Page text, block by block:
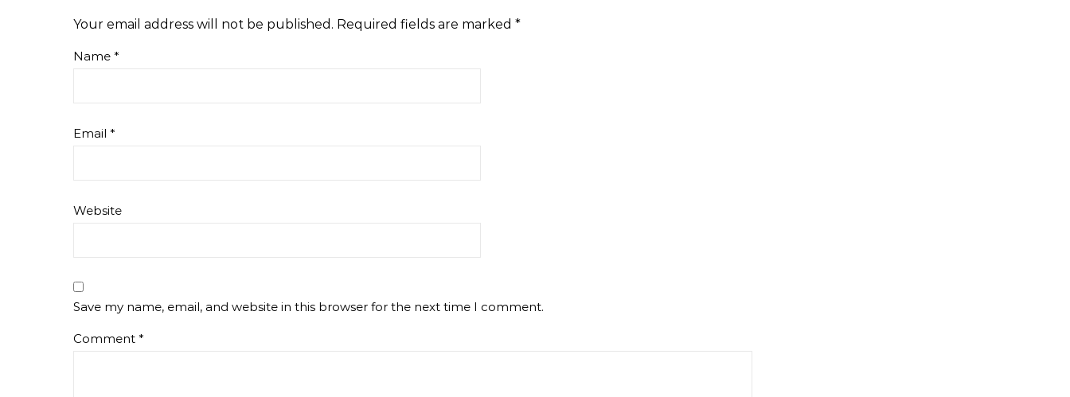
Your email address will not be published. Required fields are marked *
Name *
Email *
Website
Save my name, email, and website in this browser for the next time I comment.
Comment *